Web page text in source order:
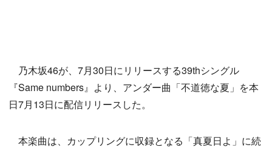
乃木坂46が、7月30日にリリースする39thシングル
『Same numbers』より、アンダー曲「不道徳な夏」を本
日7月13日に配信リリースした。
本楽曲は、カップリングに収録となる「真夏日よ」に続